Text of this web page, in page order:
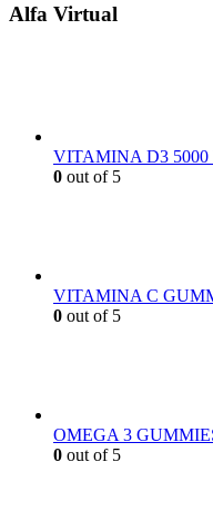
Alfa Virtual
VITAMINA D3
0 out of 5
VITAMINA C
0 out of 5
OMEGA 3
0 out of 5